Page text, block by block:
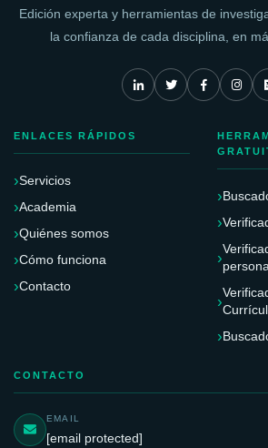
Edición experta y herramientas de
la confianza de cada disciplina, en
ENLACES RÁPIDOS
Servicios
Academia
Quiénes somos
Cómo funciona
Contacto
CONTACTO
EMAIL
[email protected]